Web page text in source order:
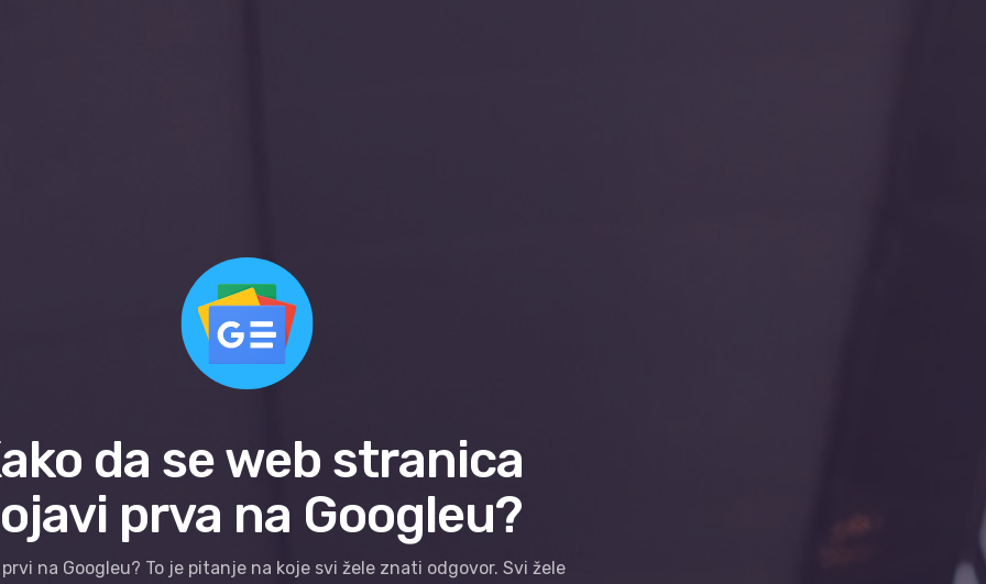
da se web stranica
prva na Googleu?
na Googleu? To je pitanje na koje svi žele znati odgovor. Svi žele